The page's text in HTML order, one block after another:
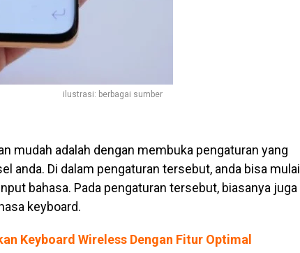
ilustrasi: berbagai sumber
mudah adalah dengan membuka pengaturan yang
anda. Di dalam pengaturan tersebut, anda bisa mulai
bahasa. Pada pengaturan tersebut, biasanya juga
keyboard.
Keyboard Wireless Dengan Fitur Optimal